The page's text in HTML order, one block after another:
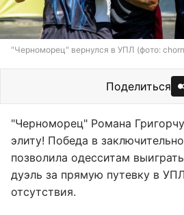
"Черноморец" вернулся в УПЛ (фото:
Поделиться
"Черноморец" Романа
элиту! Победа в
позволила одесситам
дуэль за прямую путевку в
отсутствия.